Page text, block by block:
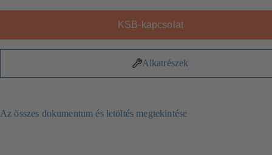
KSB-kapcsolat
Alkatrészek
Az összes dokumentum és letöltés megtekintése